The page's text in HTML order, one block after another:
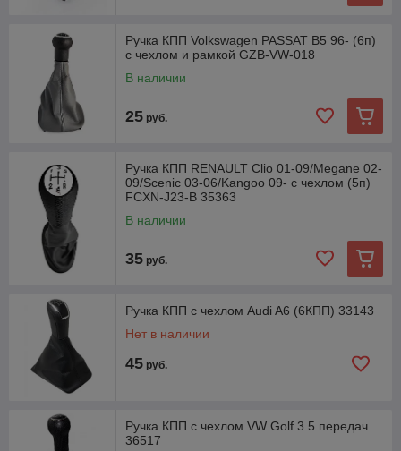
Ручка КПП Volkswagen PASSAT B5 96- (6п)
с чехлом и рамкой GZB-VW-018
В наличии
25 руб.
Ручка КПП RENAULT Clio 01-09/Megane 02-
09/Scenic 03-06/Kangoo 09- с чехлом (5п)
FCXN-J23-B 35363
В наличии
35 руб.
Ручка КПП с чехлом Audi A6 (6КПП) 33143
Нет в наличии
45 руб.
Ручка КПП с чехлом VW Golf 3 5 передач
36517